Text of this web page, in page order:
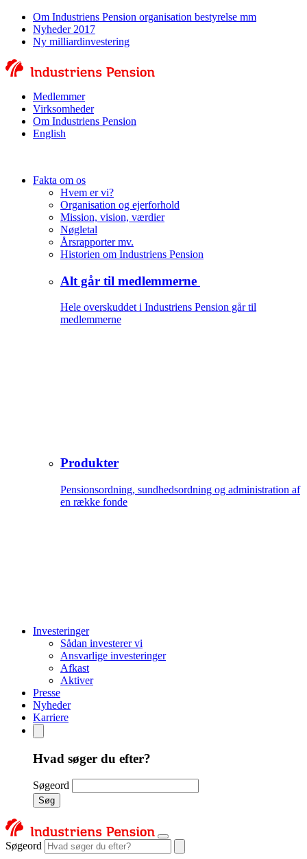
Om Industriens Pension organisation bestyrelse mm
Nyheder 2017
Ny milliardinvestering
Medlemmer
Virksomheder
Om Industriens Pension
English
Fakta om os
Hvem er vi?
Organisation og ejerforhold
Mission, vision, værdier
Nøgletal
Årsrapporter mv.
Historien om Industriens Pension
Alt går til medlemmerne
Hele overskuddet i Industriens Pension går til
medlemmerne
Produkter
Pensionsordning, sundhedsordning og administration af
en række fonde
Investeringer
Sådan investerer vi
Ansvarlige investeringer
Afkast
Aktiver
Presse
Nyheder
Karriere
Hvad søger du efter?
Søgeord
Søg
Søgeord